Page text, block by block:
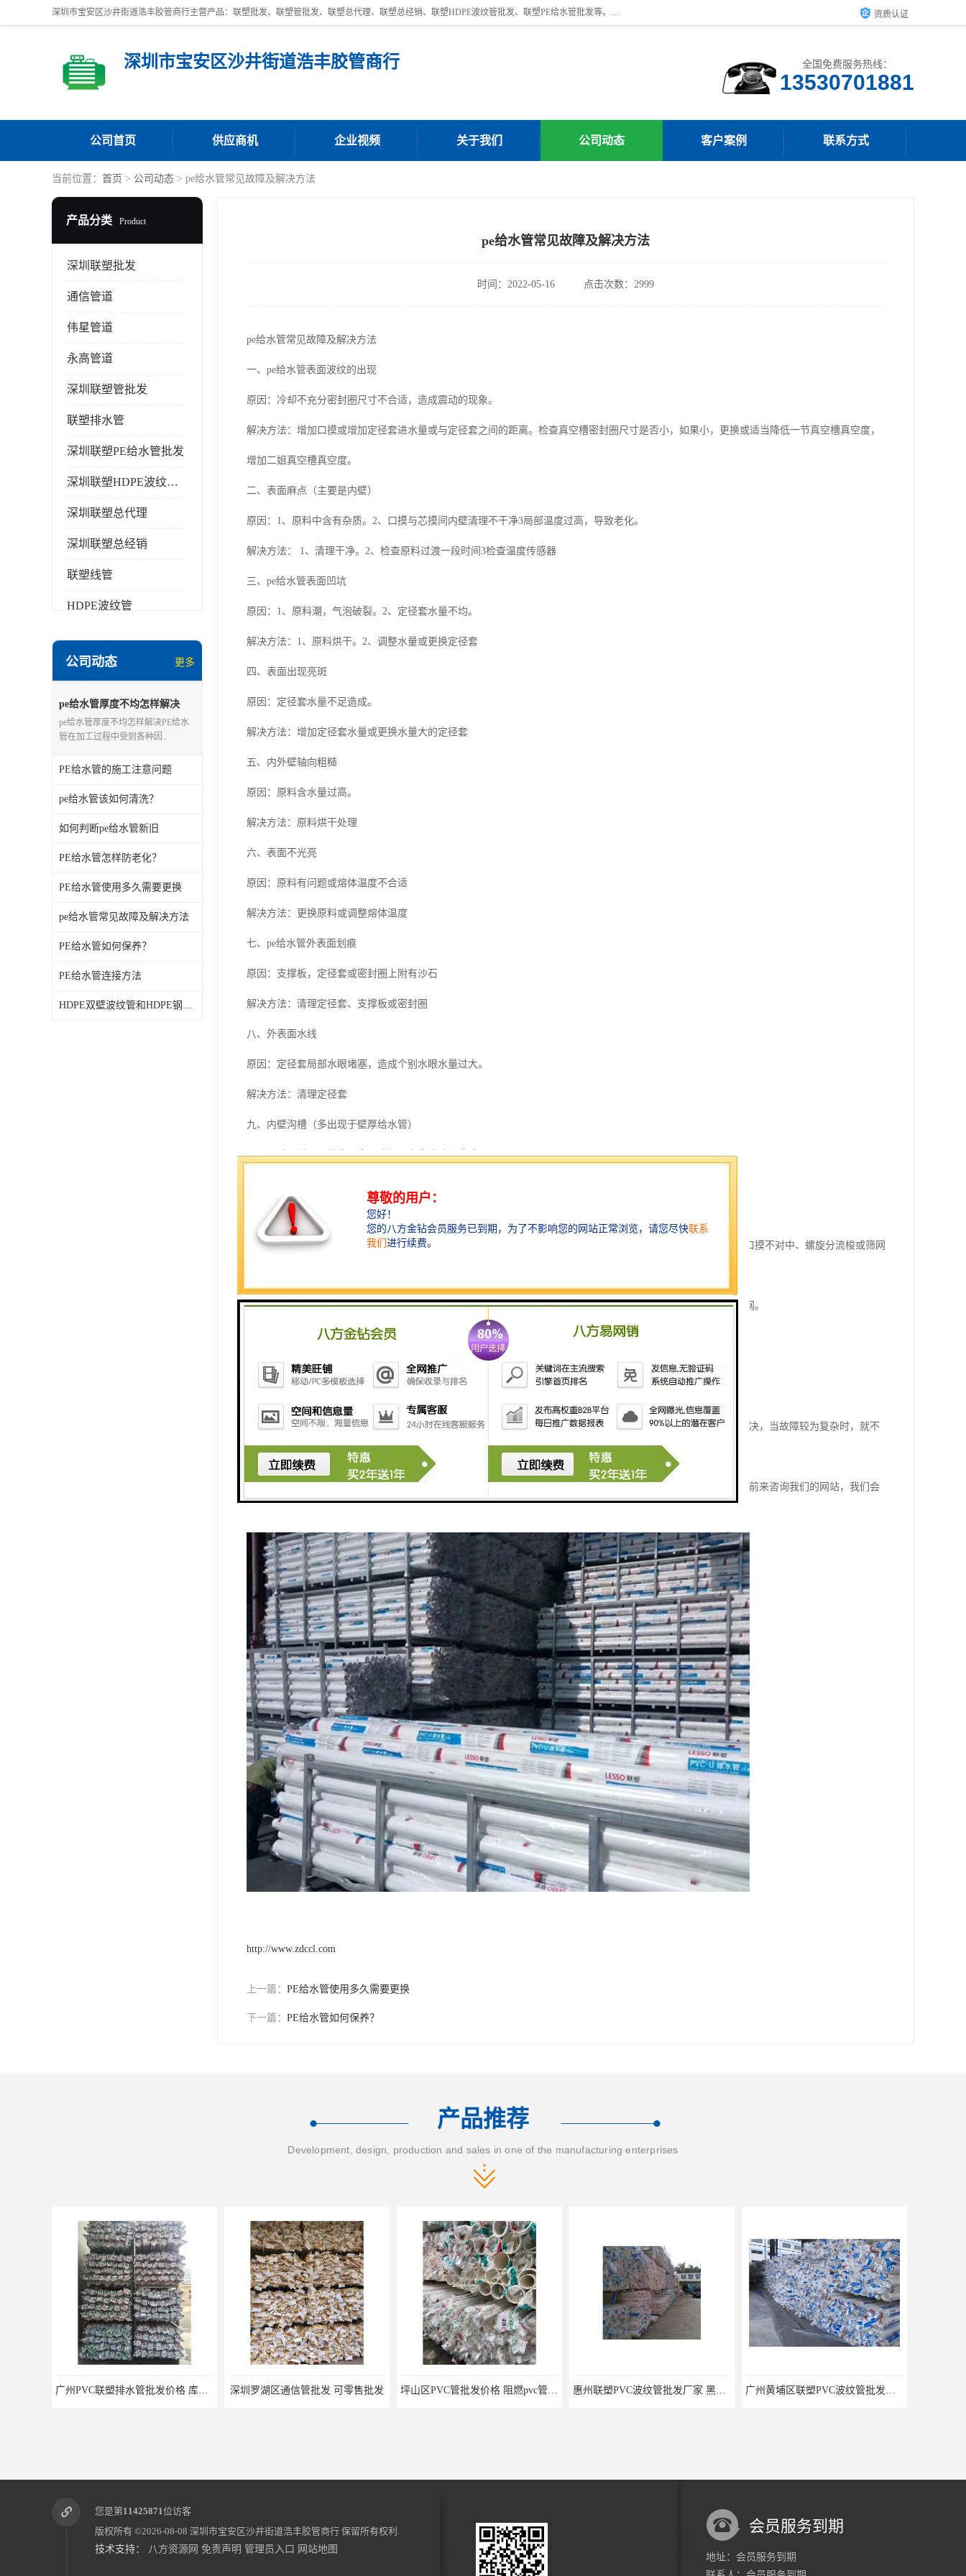
深圳市宝安区沙井街道浩丰胶管商行主营产品：联塑批发、联塑管批发、联塑总代理、联塑总经销、联塑HDPE波纹管批发、联塑PE给水管批发等。凭借服务以及多年的勤奋拼搏，发展成为一家销售各种管材管件，绝缘电工套管及配件等系列产品的贸易公司。公司秉承“顾客至上，锐意进取”的经营理念，坚持“客户至上”原则为广大客户提供的服务。欢迎惠顾！ 资质认证
深圳市宝安区沙井街道浩丰胶管商行 全国免费服务热线：
公司首页 供应商机 企业视频 关于我们 公司动态 客户案例 联系方式
当前位置： 首页 > 公司动态 > pe给水管常见故障及解决方法
产品分类 Product
深圳联塑批发
通信管道
伟星管道
永高管道
深圳联塑管批发
联塑排水管
深圳联塑PE给水管批发
深圳联塑HDPE波纹管批发
深圳联塑总代理
深圳联塑总经销
联塑线管
HDPE波纹管
公司动态 更多
pe给水管厚度不均怎样解决
pe给水管厚度不均怎样解决PE给水
管在加工过程中受到各种因..
PE给水管的施工注意问题
pe给水管该如何清洗？
如何判断pe给水管新旧
PE给水管怎样防老化？
PE给水管使用多久需要更换
pe给水管常见故障及解决方法
PE给水管如何保养？
PE给水管连接方法
HDPE双壁波纹管和HDPE钢带波纹管的区别
pe给水管常见故障及解决方法
时间：2022-05-16 点击次数：2999
pe给水管常见故障及解决方法
一、pe给水管表面波纹的出现
原因：冷却不充分密封圈尺寸不合适，造成震动的现象。
解决方法：增加口摸或增加定径套进水量或与定径套之间的距离。检查真空槽密封圈尺寸是否小，如果小，更换或适当降低一节真空槽真空度，
增加二姐真空槽真空度。
二、表面麻点（主要是内壁）
原因：1、原料中含有杂质。2、口摸与芯摸间内壁清理不干净3局部温度过高，导致老化。
解决方法： 1、清理干净。2、检查原料过渡一段时间3检查温度传感器
三、pe给水管表面凹坑
原因：1、原料潮，气泡破裂。2、定径套水量不均。
解决方法：1、原料烘干。2、调整水量或更换定径套
四、表面出现亮斑
原因：定径套水量不足造成。
解决方法：增加定径套水量或更换水量大的定径套
五、内外壁轴向粗糙
原因：原料含水量过高。
解决方法：原料烘干处理
六、表面不光亮
原因：原料有问题或熔体温度不合适
解决方法：更换原料或调整熔体温度
七、pe给水管外表面划痕
原因：支撑板，定径套或密封圈上附有沙石
解决方法：清理定径套、支撑板或密封圈
八、外表面水线
原因：定径套局部水眼堵塞，造成个别水眼水量过大。
解决方法：清理定径套
九、内壁沟槽（多出现于壁厚给水管）
原因：壁厚过厚，熔体不容易冷却，产生流动而造成。
十、pe给水管壁厚不均
原因：1、口摸或芯摸螺栓松动、口摸间隙调整不合适。2、口摸或芯摸温度不均、导致料流不一致。3、定径套与口摸不对中、螺旋分流梭或筛网
解决方法：1、紧固螺栓或调整口摸间隙。2、检查加热圈和温度传感器。3、调节定径套和口摸对中折分流梭或筛网。
十一、断裂伸长率低
原因：1、原料朔化不好。2、取向增加，洁净度增加。
pe给水管不仅在使用过程中会出现故障，在生产时也会产生故障，当故障较为简单时我们可以自己采取方法进行解决，当故障较为复杂时，就不
要逞强，以免造成二次损坏，需要及时寻求专业人士的帮助。
上述就是深圳联塑管批发厂家为您介绍的有关pe给水管常见故障及解决方法的内容，对此还有什么不了解的，欢迎前来咨询我们的网站，我们会
http://www.zdccl.com
上一篇： PE给水管使用多久需要更换
下一篇： PE给水管如何保养？
产品推荐
Development, design, production and sales in one of the manufacturing enterprises
广州PVC联塑排水管批发价格 库存充足 深圳罗湖区通信管批发 可零售批发 坪山区PVC管批发价格 阻燃pvc管 欢迎电话咨询 量多价优 惠州联塑PVC波纹管批发厂家 黑色pvc管 欢迎电话咨询 量多价优 广州黄埔区联塑PVC波纹管批发价格 pvc管50mm 欢迎电话咨询 量多价优
您是第11425871位访客
版权所有 ©2026-08-08 深圳市宝安区沙井街道浩丰胶管商行 保留所有权利.
技术支持： 八方资源网 免责声明 管理员入口 网站地图
会员服务到期
地址：会员服务到期